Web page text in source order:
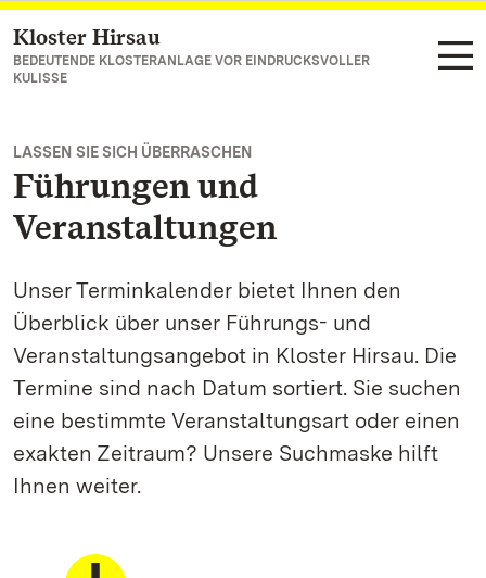
Zum Hauptinhalt springen
Kloster Hirsau
BEDEUTENDE KLOSTERANLAGE VOR EINDRUCKSVOLLER
KULISSE
LASSEN SIE SICH ÜBERRASCHEN
Führungen und
Veranstaltungen
Unser Terminkalender bietet Ihnen den
Überblick über unser Führungs- und
Veranstaltungsangebot in Kloster Hirsau. Die
Termine sind nach Datum sortiert. Sie suchen
eine bestimmte Veranstaltungsart oder einen
exakten Zeitraum? Unsere Suchmaske hilft
Ihnen weiter.